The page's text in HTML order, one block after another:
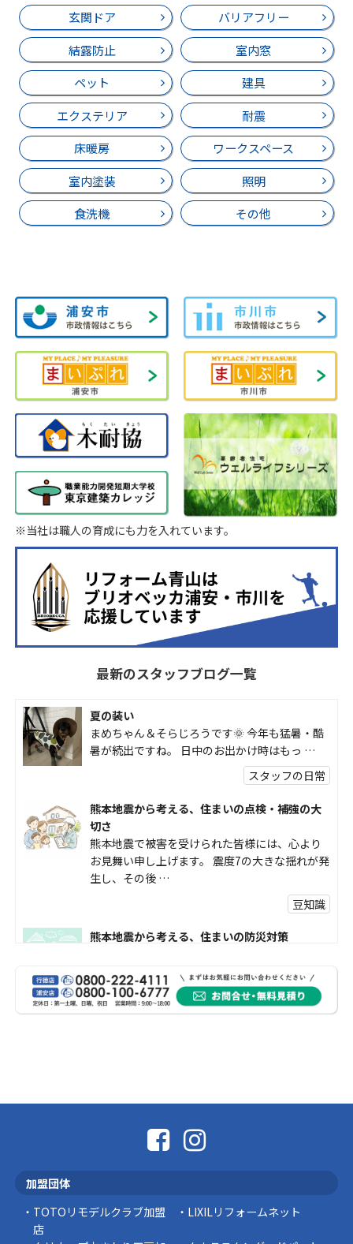
玄関ドア
バリアフリー
結露防止
室内窓
ペット
建具
エクステリア
耐震
床暖房
ワークスペース
室内塗装
照明
食洗機
その他
※当社は職人の育成にも力を入れています。
最新のスタッフブログ一覧
夏の装い
まめちゃん＆そらじろうです🌞 今年も猛暑・酷
暑が続出ですね。 日中のお出かけ時はもっ …
スタッフの日常
熊本地震から考える、住まいの点検・補強の大
切さ
熊本地震で被害を受けられた皆様には、心より
お見舞い申し上げます。 震度7の大きな揺れが発
生し、その後 …
豆知識
熊本地震から考える、住まいの防災対策
受けられた皆様に、心よりお見舞い申し上げま
す。 今回の地震 …
社長コラム
スタッフの日常
加盟団体
TOTOリモデルクラブ加盟
店
LIXILリフォームネット